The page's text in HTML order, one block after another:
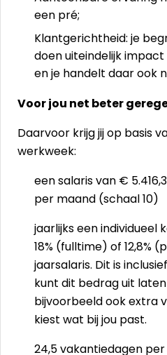
een pré;
Klantgerichtheid: je
doen uiteindelijk
en je handelt daar ook
Voor jou net beter
Daarvoor krijg jij op basis
werkweek:
een salaris van €
per maand (schaal 10)
jaarlijks een individueel
18% (fulltime) of 12,8%
jaarsalaris. Dit is
kunt dit bedrag uit
bijvoorbeeld ook extra
kiest wat bij jou past.
24,5 vakantiedagen